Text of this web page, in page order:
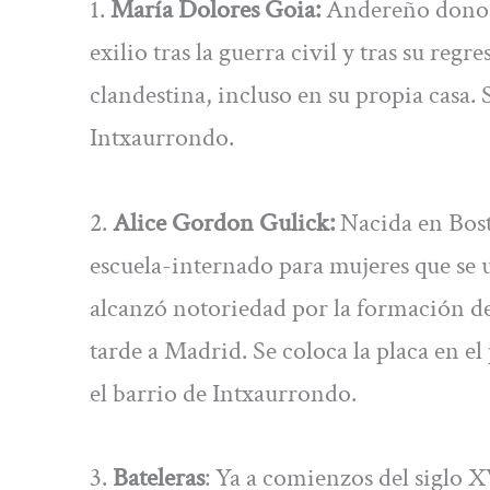
1.María Dolores Goia:Andereño
exilio tras la guerra civil y tras su
clandestina, incluso en su propia
Intxaurrondo.
2.Alice Gordon Gulick:Nacida en
escuela-internado para mujeres que
alcanzó notoriedad por la formación
tarde a Madrid. Se coloca la placa en
el barrio de Intxaurrondo.
3. Bateleras: Ya a comienzos del siglo